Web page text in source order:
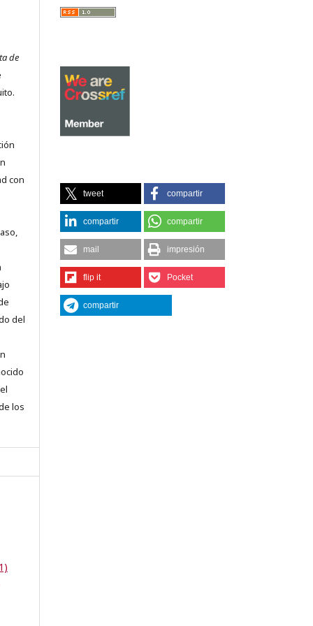
de
con
del
los
tweet compartir
compartir compartir
mail impresión
flip it Pocket
compartir